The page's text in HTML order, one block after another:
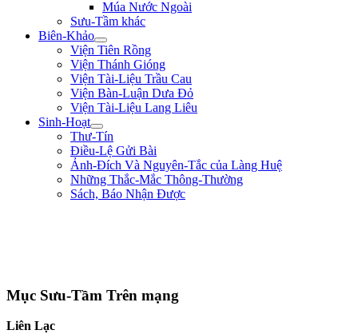
Múa Nước Ngoài
Sưu-Tầm khác
Biên-Khảo
Viện Tiên Rồng
Viện Thánh Gióng
Viện Tài-Liệu Trầu Cau
Viện Bàn-Luận Dưa Đỏ
Viện Tài-Liệu Lang Liêu
Sinh-Hoạt
Thư-Tín
Điều-Lệ Gửi Bài
Ảnh-Đích Và Nguyên-Tắc của Làng Huệ
Những Thắc-Mắc Thông-Thường
Sách, Báo Nhận Được
Mục Sưu-Tầm Trên mạng
Liên Lạc